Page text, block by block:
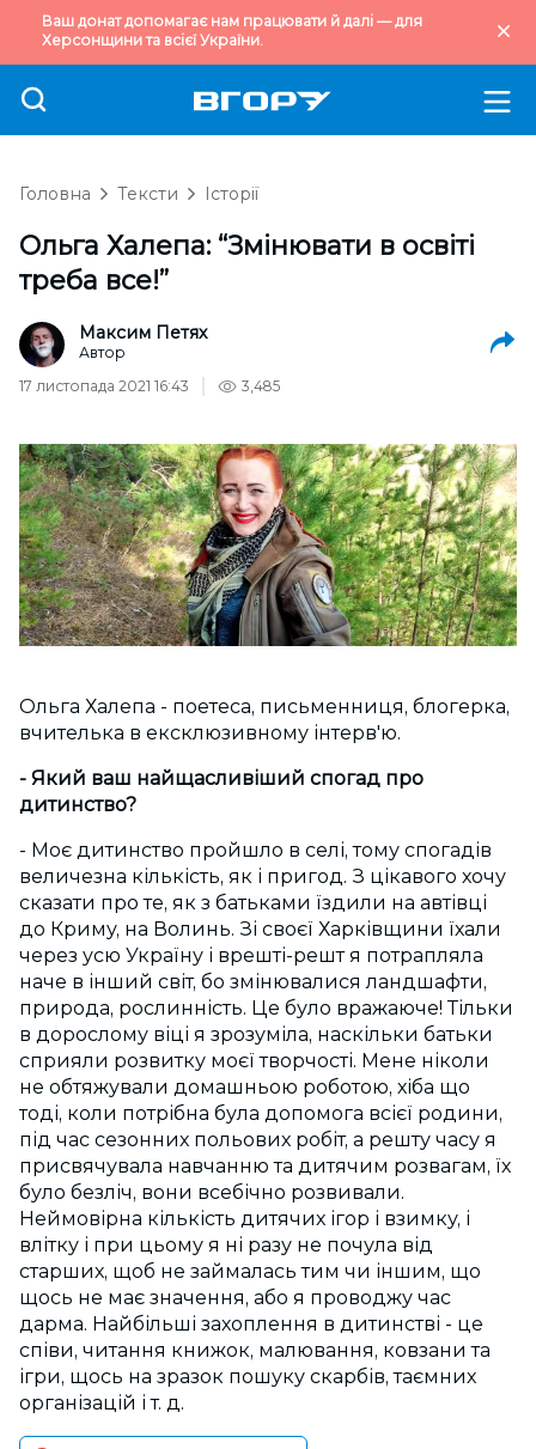
Ваш донат допомагає нам працювати й далі — для
Херсонщини та всієї України.
Головна Тексти Історії
Ольга Халепа: “Змінювати в освіті
треба все!”
Максим Петях
Автор
17 листопада 2021 16:43
3,485
Ольга Халепа - поетеса, письменниця, блогерка,
вчителька в ексклюзивному інтерв'ю.
- Який ваш найщасливіший спогад про
дитинство?
- Моє дитинство пройшло в селі, тому спогадів
величезна кількість, як і пригод. З цікавого хочу
сказати про те, як з батьками їздили на автівці
до Криму, на Волинь. Зі своєї Харківщини їхали
через усю Україну і врешті-решт я потрапляла
наче в інший світ, бо змінювалися ландшафти,
природа, рослинність. Це було вражаюче! Тільки
в дорослому віці я зрозуміла, наскільки батьки
сприяли розвитку моєї творчості. Мене ніколи
не обтяжували домашньою роботою, хіба що
тоді, коли потрібна була допомога всієї родини,
під час сезонних польових робіт, а решту часу я
присвячувала навчанню та дитячим розвагам, їх
було безліч, вони всебічно розвивали.
Неймовірна кількість дитячих ігор і взимку, і
влітку і при цьому я ні разу не почула від
старших, щоб не займалась тим чи іншим, що
щось не має значення, або я проводжу час
дарма. Найбільші захоплення в дитинстві - це
співи, читання книжок, малювання, ковзани та
ігри, щось на зразок пошуку скарбів, таємних
організацій і т. д.